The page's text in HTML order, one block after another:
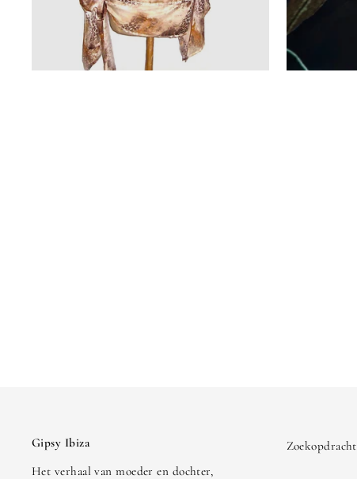
Gipsy Ibiza
Het verhaal van moeder en dochter,
Zoekopdracht